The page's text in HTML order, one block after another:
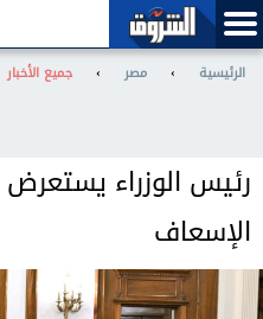
الرئيسية › مصر › جميع الأخبار
رئيس الوزراء
الإسعاف